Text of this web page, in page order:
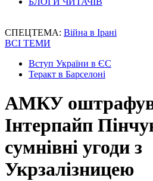
СПЕЦТЕМА: Війна в Ірані
ВСІ ТЕМИ
Вступ України в ЄС
Теракт в Барселоні
АМКУ
Інтерпайп
сумнівні угоди з
Укрзалізницею